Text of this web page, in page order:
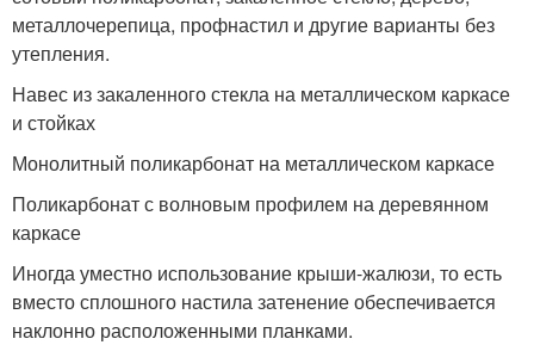
металлочерепица, профнастил и другие варианты без
утепления.
Навес из закаленного стекла на металлическом каркасе
и стойках
Монолитный поликарбонат на металлическом каркасе
Поликарбонат с волновым профилем на деревянном
каркасе
Иногда уместно использование крыши-жалюзи, то есть
вместо сплошного настила затенение обеспечивается
наклонно расположенными планками.